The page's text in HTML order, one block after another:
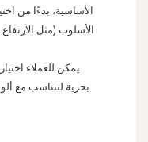
الأساسية، بدءًا من
الأسلوب (مثل
يمكن للعملاء
بحرية لتتناسب مع